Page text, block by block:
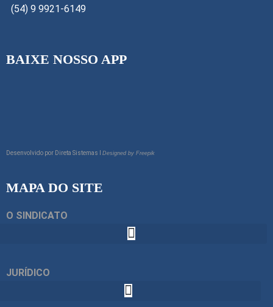
(54) 9 9921-6149
BAIXE NOSSO APP
Desenvolvido por Direta Sistemas I Designed by Freepik
MAPA DO SITE
O SINDICATO
JURÍDICO